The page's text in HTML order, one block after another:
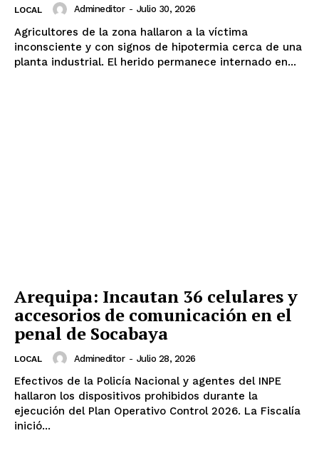
LOCAL Admineditor - Julio 30, 2026
Agricultores de la zona hallaron a la víctima
inconsciente y con signos de hipotermia cerca de una
planta industrial. El herido permanece internado en...
Arequipa: Incautan 36 celulares y
accesorios de comunicación en el
penal de Socabaya
LOCAL Admineditor - Julio 28, 2026
Efectivos de la Policía Nacional y agentes del INPE
hallaron los dispositivos prohibidos durante la
ejecución del Plan Operativo Control 2026. La Fiscalía
inició...